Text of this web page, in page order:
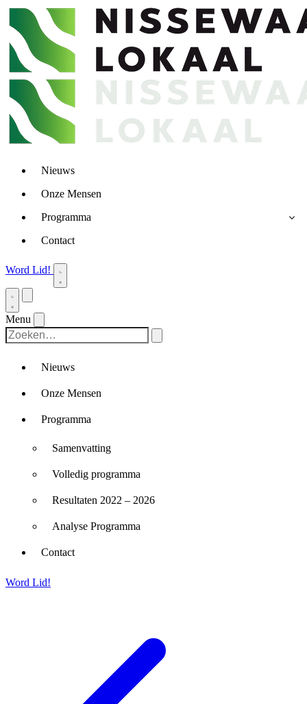
Nieuws
Onze Mensen
Programma
Contact
Word Lid!
Menu
Nieuws
Onze Mensen
Programma
Samenvatting
Volledig programma
Resultaten 2022 – 2026
Analyse Programma
Contact
Word Lid!